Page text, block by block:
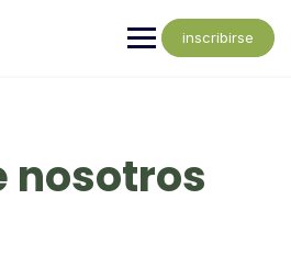
inscribirse
nosotros